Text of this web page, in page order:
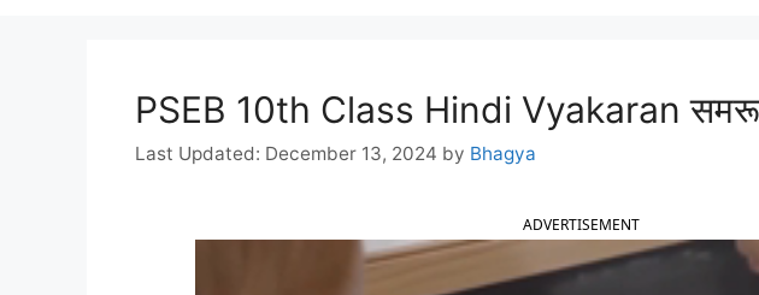
PSEB 10th Class Hindi Vyakaran
December 13, 2024 by Bhagya
ADVERTISEMENT